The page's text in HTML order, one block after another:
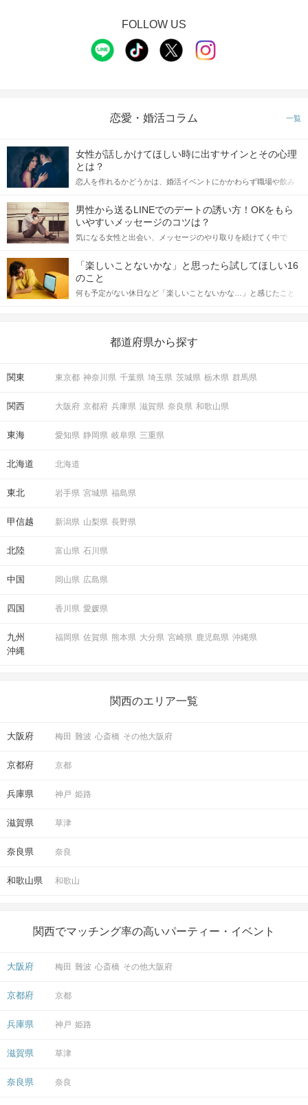
FOLLOW US
恋愛・婚活コラム 一覧
女性が話しかけてほしい時に出すサインとその心理
とは？
恋人を作れるかどうかは、婚活イベントにかかわらず職場や飲み
てアプローチできるかにも左右されます。 これから恋人作りを本
格的に始めようとしている方は、女性が異性を求めて出すサイン
をしっかりと理解し、正しい行動に移せるかどうかが重要。 この
記事では、女性が話しかけて欲しい時に出すサインとその心理を
合にどのような行動に繋げるべきかをご紹介していきます。
男性から送るLINEでのデートの誘い方！OKをもら
いやすいメッセージのコツは？
気になる女性と出会い、メッセージのやり取りを続けてく中で
しかし、中には「どう誘ったらいいの？」とお困りの男性もいら
っしゃるのではないでしょうか。 そこで今回は、男性から女性へ
送るLINEでのデートの誘い方のコツをご紹介します。例文も混じ
えながら解説するので、ぜひ参考にしてください。
「楽しいことないかな」と思ったら試してほしい16
のこと
何も予定がない休日など「楽しいことないかな…」と感じたこと
の楽しいことアイデアを集めました♪ いままさに楽しいことを探し
都道府県から探す
関東 東京都 神奈川県 千葉県 埼玉県 茨城県 栃木県 群馬県
関西 大阪府 京都府 兵庫県 滋賀県 奈良県 和歌山県
東海 愛知県 静岡県 岐阜県 三重県
北海道 北海道
東北 岩手県 宮城県 福島県
甲信越 新潟県 山梨県 長野県
北陸 富山県 石川県
中国 岡山県 広島県
四国 香川県 愛媛県
九州
沖縄
福岡県 佐賀県 熊本県 大分県 宮崎県 鹿児島県 沖縄県
関西のエリア一覧
大阪府 梅田 難波 心斎橋 その他大阪府
京都府 京都
兵庫県 神戸 姫路
滋賀県 草津
奈良県 奈良
和歌山県 和歌山
関西でマッチング率の高いパーティー・イベント
大阪府 梅田 難波 心斎橋 その他大阪府
京都府 京都
兵庫県 神戸 姫路
滋賀県 草津
奈良県 奈良